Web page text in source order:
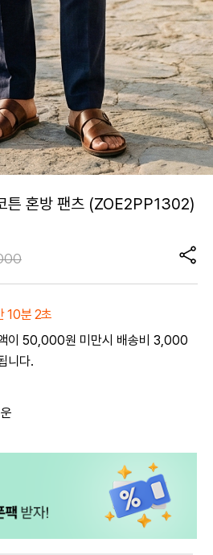
튼 혼방 팬츠 (ZOE2PP1302)
10분 2초
이 50,000원 미만시 배송비 3,000
니다.